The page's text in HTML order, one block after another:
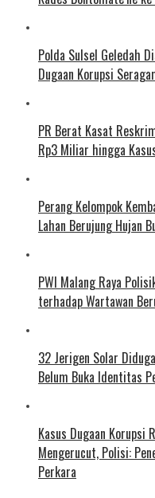
Polda Sulsel Geledah
Dugaan Korupsi
PR Berat Kasat
Rp3 Miliar hingga
Perang Kelompok
Lahan Berujung Hujan
PWI Malang Raya
terhadap Wartawan
32 Jerigen Solar
Belum Buka Identitas
Kasus Dugaan Korupsi
Mengerucut, Polisi:
Perkara